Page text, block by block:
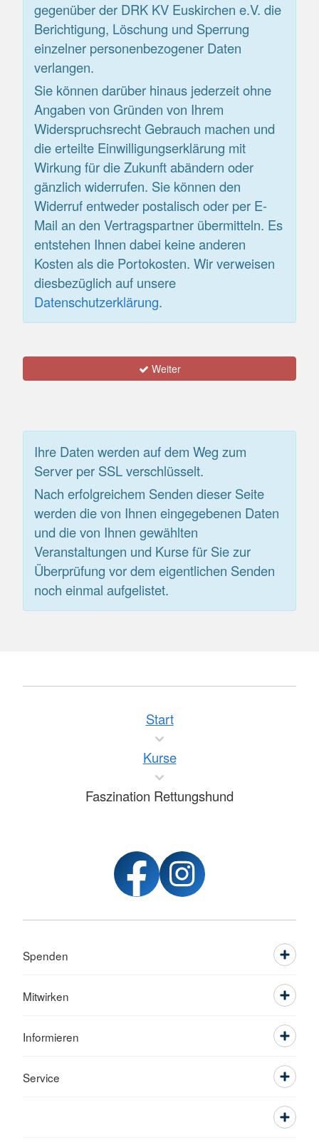
gegenüber der DRK KV Euskirchen e.V. die
Berichtigung, Löschung und Sperrung
einzelner personenbezogener Daten
verlangen.
Sie können darüber hinaus jederzeit ohne
Angaben von Gründen von Ihrem
Widerspruchsrecht Gebrauch machen und
die erteilte Einwilligungserklärung mit
Wirkung für die Zukunft abändern oder
gänzlich widerrufen. Sie können den
Widerruf entweder postalisch oder per E-
Mail an den Vertragspartner übermitteln. Es
entstehen Ihnen dabei keine anderen
Kosten als die Portokosten. Wir verweisen
diesbezüglich auf unsere
Datenschutzerklärung.
Weiter
Ihre Daten werden auf dem Weg zum
Server per SSL verschlüsselt.
Nach erfolgreichem Senden dieser Seite
werden die von Ihnen eingegebenen Daten
und die von Ihnen gewählten
Veranstaltungen und Kurse für Sie zur
Überprüfung vor dem eigentlichen Senden
noch einmal aufgelistet.
Start
Kurse
Faszination Rettungshund
Spenden
Mitwirken
Informieren
Service